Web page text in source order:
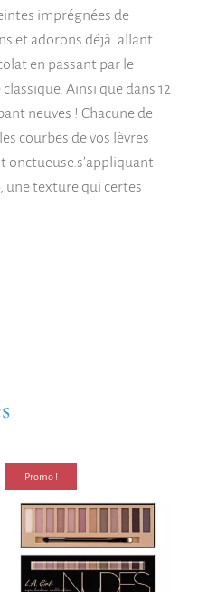
imprégnées de
et adorons déjà. allant
en passant par le
Ainsi que dans 12
neuves ! Chacune de
courbes de vos lèvres
onctueuse.s’appliquant
une texture qui certes
Promo !